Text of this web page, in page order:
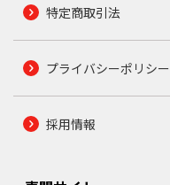
特定商取引法
プライバシーポリシー
採用情報